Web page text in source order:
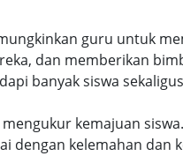
guru untuk
dan memberikan
banyak siswa
kemajuan
dengan kelemahan dan